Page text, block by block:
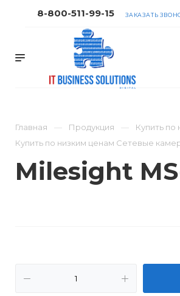
8-800-511-99-15 ЗАКАЗАТЬ
Главная Продукция
Купить по
Купить по низким ценам Сетевые
Milesight